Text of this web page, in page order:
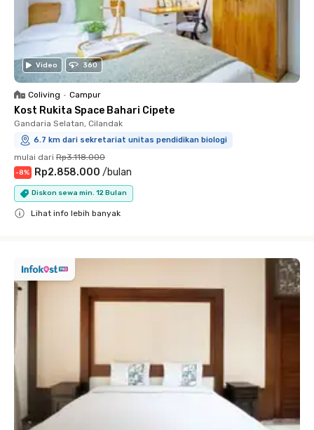
Video 360
Coliving • Campur
Kost Rukita Space Bahari Cipete
Gandaria Selatan, Cilandak
6.7 km dari sekretariat unitas pendidikan biologi
mulai dari Rp3.118.000
-8% Rp2.858.000 /bulan
Diskon sewa min. 12 Bulan
Lihat info lebih banyak